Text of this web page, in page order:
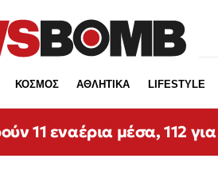
ΚΟΣΜΟΣ ΑΘΛΗΤΙΚΑ LIFESTYLE
11 εναέρια μέσα, 112 για